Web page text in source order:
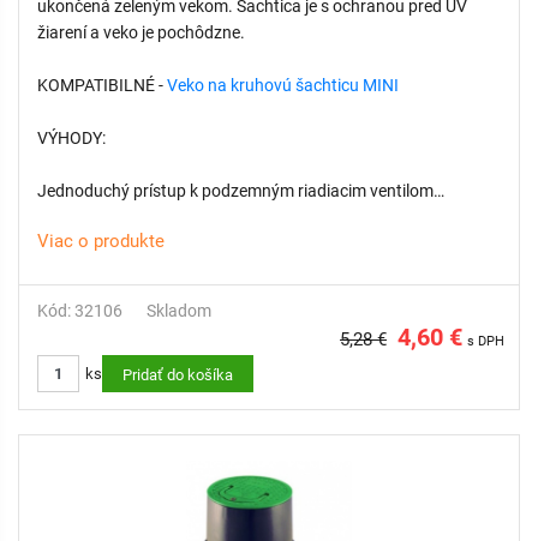
ukončená zeleným vekom. Šachtica je s ochranou pred UV
žiarení a veko je pochôdzne.
KOMPATIBILNÉ -Veko na kruhovú šachticu MINI
VÝHODY:
Jednoduchý prístup k podzemným riadiacim ventilom
Chráni kľúčové komponenty závlahy
Rýchla, bezproblémová a cenovo výhodná inštalácia
Viac o produkte
Kód: 32106 Skladom
5,28 € 4,60 € s DPH
ks Pridať do košíka